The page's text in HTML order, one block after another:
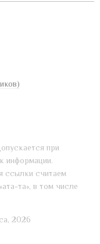
при
информации.
ссылки считаем
та», в том числе
2026